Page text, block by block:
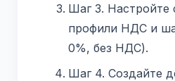
Шаг 3. Настройте
профили НДС и
0%, без НДС).
Шаг 4. Создайте